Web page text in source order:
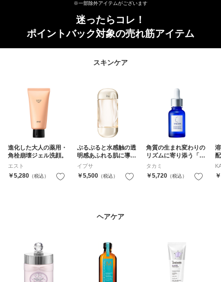
※一部除外アイテムがございます
迷ったらコレ！
ポイントバック対象の売れ筋アイテム
スキンケア
進化した大人の薬用・
角栓崩壊ジェル洗顔。
エスト
￥5,280 （税込） お気に入り
ぷるぷると水感触の透
明感あふれる肌に導く
薬用化粧水
イプサ
￥5,500 （税込） お気に入り
角質の生まれ変わりの
リズムに寄り添う「角
質美容水」
タカミ
￥5,720 （税込）
ヘアケア